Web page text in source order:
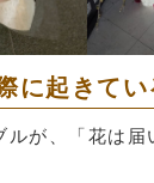
に起きてい
が、「花は